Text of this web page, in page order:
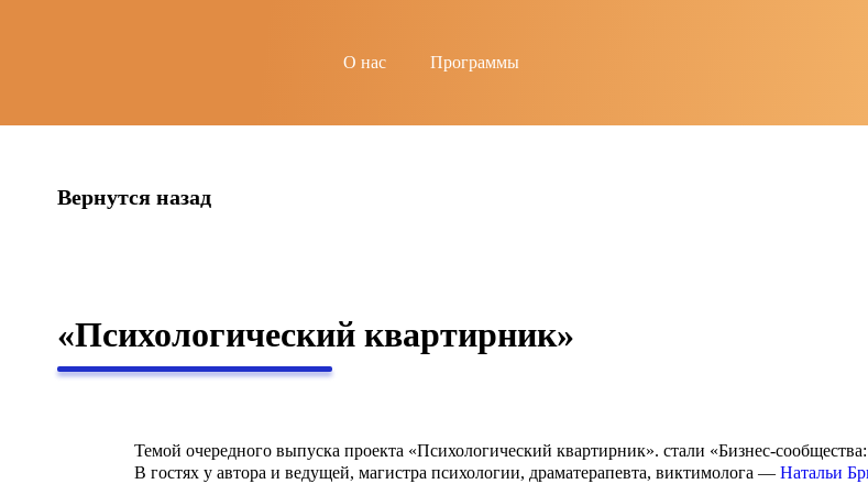
О нас Программы
Вернутся назад
«Психологический квартирник»
Темой очередного выпуска проекта «Психологический квартирник». стали «Бизнес-
В гостях у автора и ведущей, магистра психологии, драматерапевта, виктимолога — Натальи